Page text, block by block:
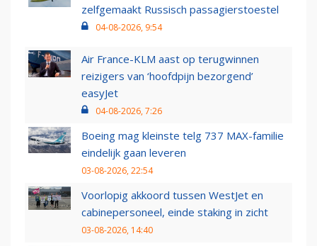
zelfgemaakt Russisch passagierstoestel
04-08-2026, 9:54
Air France-KLM aast op terugwinnen
reizigers van ‘hoofdpijn bezorgend’
easyJet
04-08-2026, 7:26
Boeing mag kleinste telg 737 MAX-familie
eindelijk gaan leveren
03-08-2026, 22:54
Voorlopig akkoord tussen WestJet en
cabinepersoneel, einde staking in zicht
03-08-2026, 14:40